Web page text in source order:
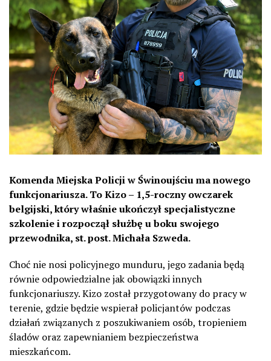
Komenda Miejska Policji w Świnoujściu ma nowego
funkcjonariusza. To Kizo – 1,5-roczny owczarek
belgijski, który właśnie ukończył specjalistyczne
szkolenie i rozpoczął służbę u boku swojego
przewodnika, st. post. Michała Szweda.
Choć nie nosi policyjnego munduru, jego zadania będą
równie odpowiedzialne jak obowiązki innych
funkcjonariuszy. Kizo został przygotowany do pracy w
terenie, gdzie będzie wspierał policjantów podczas
działań związanych z poszukiwaniem osób, tropieniem
śladów oraz zapewnianiem bezpieczeństwa
mieszkańcom.